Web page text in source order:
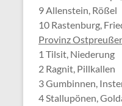
9 Allenstein, Rößel
10 Rastenburg,
Provinz
1 Tilsit, Niederung
2 Ragnit, Pillkallen
3 Gumbinnen,
4 Stallupönen,